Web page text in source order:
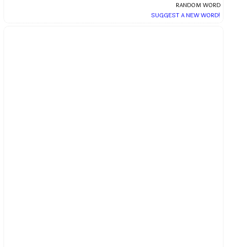
RANDOM WORD
SUGGEST A NEW WORD!